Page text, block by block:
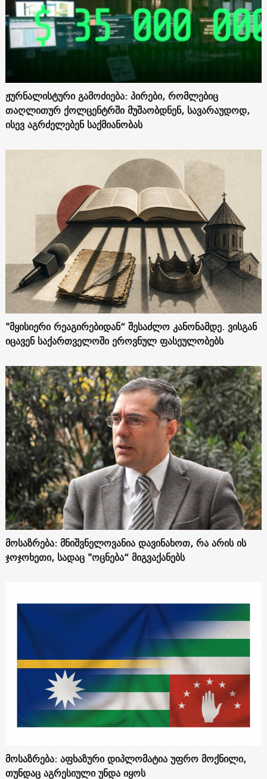
ჟურნალისტური გამოძიება: პირები, რომლებიც
თაღლითურ ქოლცენტრში მუშაობდნენ, სავარაუდოდ,
ისევ აგრძელებენ საქმიანობას
"მყისიერი რეაგირებიდან“ შესაძლო კანონამდე. ვისგან
იცავენ საქართველოში ეროვნულ ფასეულობებს
მოსაზრება: მნიშვნელოვანია დავინახოთ, რა არის ის
ჯოჯოხეთი, სადაც "ოცნება“ მიგვაქანებს
მოსაზრება: აფხაზური დიპლომატია უფრო მოქნილი,
თუნდაც აგრესიული უნდა იყოს